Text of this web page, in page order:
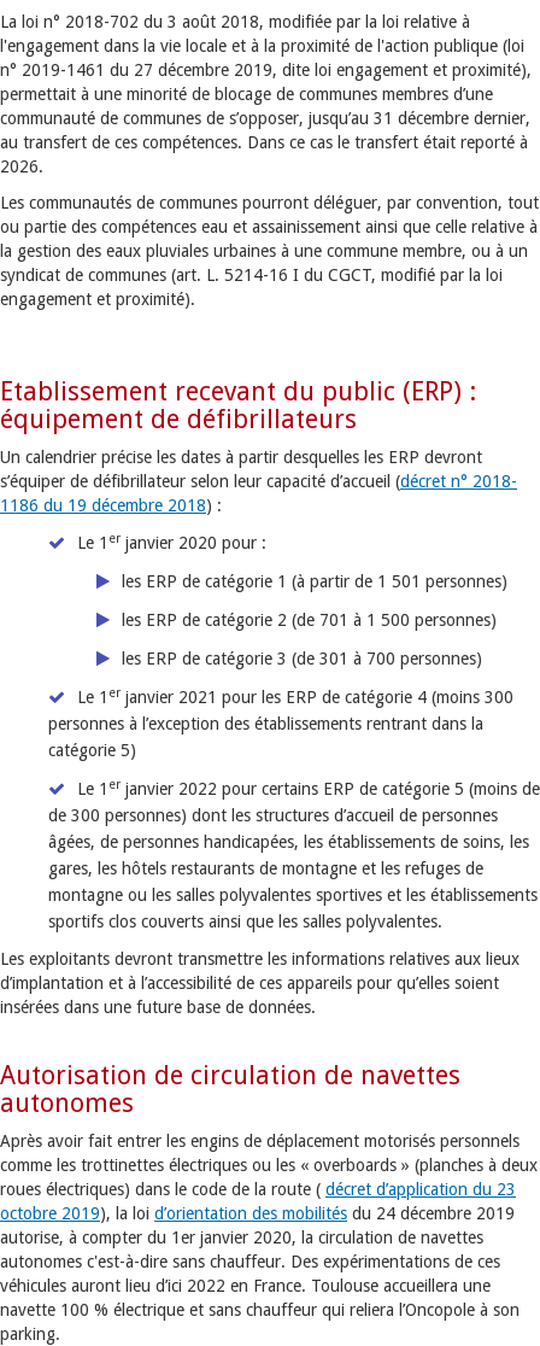
La loi n° 2018-702 du 3 août 2018, modifiée par la loi relative à
l'engagement dans la vie locale et à la proximité de l'action publique (loi
n° 2019-1461 du 27 décembre 2019, dite loi engagement et proximité),
permettait à une minorité de blocage de communes membres d’une
communauté de communes de s’opposer, jusqu’au 31 décembre dernier,
au transfert de ces compétences. Dans ce cas le transfert était reporté à
2026.
Les communautés de communes pourront déléguer, par convention, tout
ou partie des compétences eau et assainissement ainsi que celle relative à
la gestion des eaux pluviales urbaines à une commune membre, ou à un
syndicat de communes (art. L. 5214-16 I du CGCT, modifié par la loi
engagement et proximité).
Etablissement recevant du public (ERP) :
équipement de défibrillateurs
Un calendrier précise les dates à partir desquelles les ERP devront
s’équiper de défibrillateur selon leur capacité d’accueil (décret n° 2018-
1186 du 19 décembre 2018) :
Le 1 er janvier 2020 pour :
les ERP de catégorie 1 (à partir de 1 501 personnes)
les ERP de catégorie 2 (de 701 à 1 500 personnes)
les ERP de catégorie 3 (de 301 à 700 personnes)
Le 1 er janvier 2021 pour les ERP de catégorie 4 (moins 300
personnes à l’exception des établissements rentrant dans la
catégorie 5)
Le 1 er janvier 2022 pour certains ERP de catégorie 5 (moins de
de 300 personnes) dont les structures d’accueil de personnes
âgées, de personnes handicapées, les établissements de soins, les
gares, les hôtels restaurants de montagne et les refuges de
montagne ou les salles polyvalentes sportives et les établissements
sportifs clos couverts ainsi que les salles polyvalentes.
Les exploitants devront transmettre les informations relatives aux lieux
d’implantation et à l’accessibilité de ces appareils pour qu’elles soient
insérées dans une future base de données.
Autorisation de circulation de navettes
autonomes
Après avoir fait entrer les engins de déplacement motorisés personnels
comme les trottinettes électriques ou les « overboards » (planches à deux
roues électriques) dans le code de la route ( décret d’application du 23
octobre 2019), la loi d’orientation des mobilités du 24 décembre 2019
autorise, à compter du 1er janvier 2020, la circulation de navettes
autonomes c'est-à-dire sans chauffeur. Des expérimentations de ces
véhicules auront lieu d’ici 2022 en France. Toulouse accueillera une
navette 100 % électrique et sans chauffeur qui reliera l’Oncopole à son
parking.